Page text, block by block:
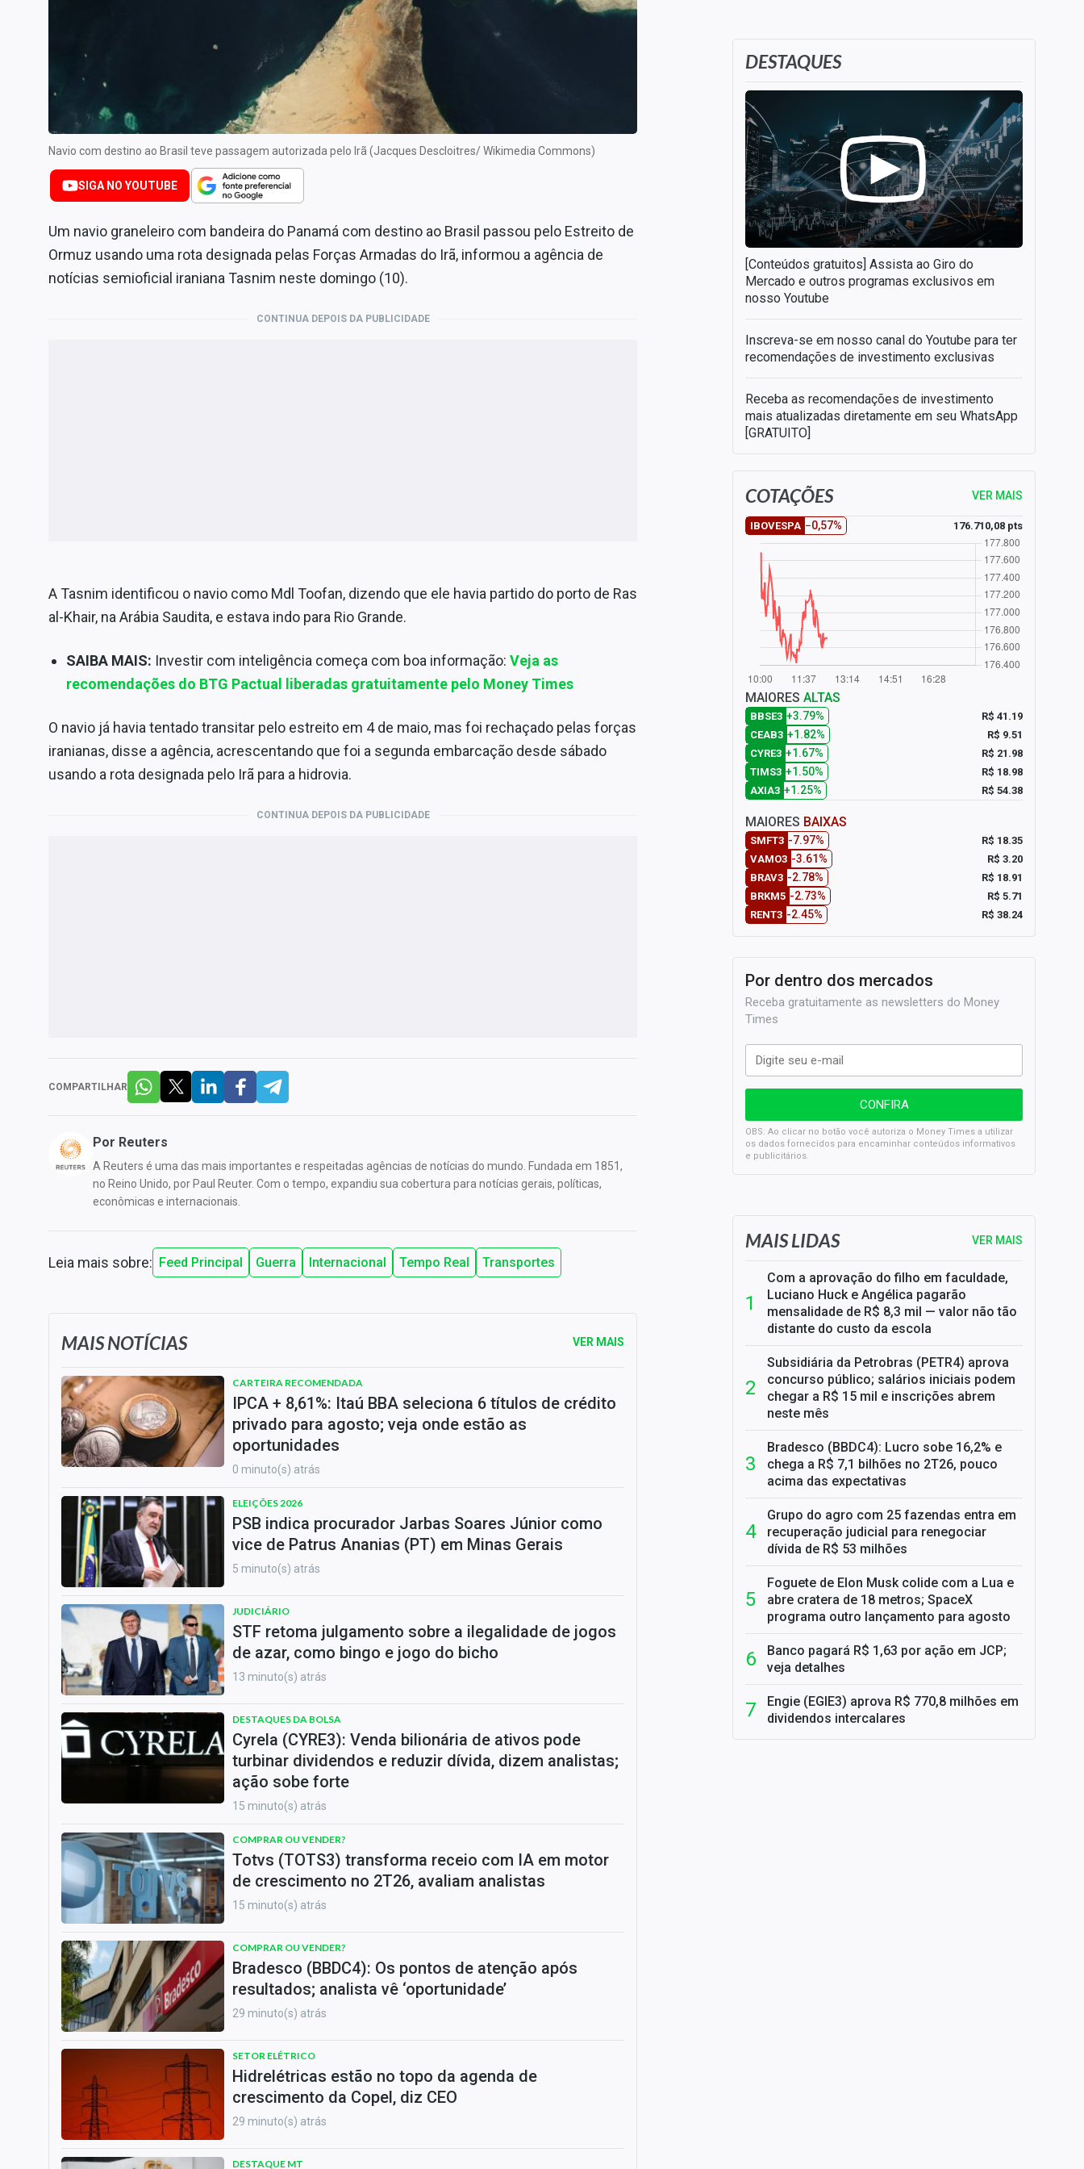
Conteúdo de Marca
Sobre
Expediente
Contato
Navio com destino ao Brasil teve passagem autorizada pelo Irã (Jacques Descloitres/ Wikimedia Commons)
SIGA NO YOUTUBE
Um navio graneleiro com bandeira do Panamá com destino ao Brasil passou pelo Estreito de
Ormuz usando uma rota designada pelas Forças Armadas do Irã, informou a agência de
notícias semioficial iraniana Tasnim neste domingo (10).
CONTINUA DEPOIS DA PUBLICIDADE
A Tasnim identificou o navio como Mdl Toofan, dizendo que ele havia partido do porto de Ras
al-Khair, na Arábia Saudita, e estava indo para Rio Grande.
SAIBA MAIS: Investir com inteligência começa com boa informação: Veja as
recomendações do BTG Pactual liberadas gratuitamente pelo Money Times
O navio já havia tentado transitar pelo estreito em 4 de maio, mas foi rechaçado pelas forças
iranianas, disse a agência, acrescentando que foi a segunda embarcação desde sábado
usando a rota designada pelo Irã para a hidrovia.
CONTINUA DEPOIS DA PUBLICIDADE
COMPARTILHAR
Por Reuters
A Reuters é uma das mais importantes e respeitadas agências de notícias do mundo. Fundada em 1851,
no Reino Unido, por Paul Reuter. Com o tempo, expandiu sua cobertura para notícias gerais, políticas,
econômicas e internacionais.
Leia mais sobre: Feed Principal Guerra Internacional Tempo Real Transportes
DESTAQUES
[Conteúdos gratuitos] Assista ao Giro do
Mercado e outros programas exclusivos em
nosso Youtube
Inscreva-se em nosso canal do Youtube para ter
recomendações de investimento exclusivas
Receba as recomendações de investimento
mais atualizadas diretamente em seu WhatsApp
[GRATUITO]
COTAÇÕES VER MAIS
IBOVESPA −0,57% 176.710,08 pts
MAIORES ALTAS
BBSE3 +3.79%
R$ 41.19
CEAB3 +1.82%
R$ 9.51
CYRE3 +1.67%
R$ 21.98
TIMS3 +1.50%
R$ 18.98
AXIA3 +1.25% R$ 54.38
MAIORES BAIXAS
SMFT3 -7.97%
R$ 18.35
VAMO3 -3.61%
R$ 3.20
BRAV3 -2.78%
R$ 18.91
BRKM5 -2.73%
R$ 5.71
RENT3 -2.45% R$ 38.24
Por dentro dos mercados
Receba gratuitamente as newsletters do Money
Times
OBS: Ao clicar no botão você autoriza o Money Times a utilizar
os dados fornecidos para encaminhar conteúdos informativos
e publicitários.
SELIC em 14%: A repercussão da decisão sobre os JUROS
MAIS LIDAS VER MAIS
Com a aprovação do filho em faculdade,
Luciano Huck e Angélica pagarão
mensalidade de R$ 8,3 mil — valor não tão
distante do custo da escola
Subsidiária da Petrobras (PETR4) aprova
concurso público; salários iniciais podem
chegar a R$ 15 mil e inscrições abrem
neste mês
Bradesco (BBDC4): Lucro sobe 16,2% e
chega a R$ 7,1 bilhões no 2T26, pouco
acima das expectativas
Grupo do agro com 25 fazendas entra em
recuperação judicial para renegociar
dívida de R$ 53 milhões
Foguete de Elon Musk colide com a Lua e
abre cratera de 18 metros; SpaceX
programa outro lançamento para agosto
Banco pagará R$ 1,63 por ação em JCP;
veja detalhes
Engie (EGIE3) aprova R$ 770,8 milhões em
dividendos intercalares
MAIS NOTÍCIAS VER MAIS
CARTEIRA RECOMENDADA
IPCA + 8,61%: Itaú BBA seleciona 6 títulos de crédito
privado para agosto; veja onde estão as
oportunidades
0 minuto(s) atrás
ELEIÇÕES 2026
PSB indica procurador Jarbas Soares Júnior como
vice de Patrus Ananias (PT) em Minas Gerais
5 minuto(s) atrás
JUDICIÁRIO
STF retoma julgamento sobre a ilegalidade de jogos
de azar, como bingo e jogo do bicho
13 minuto(s) atrás
DESTAQUES DA BOLSA
Cyrela (CYRE3): Venda bilionária de ativos pode
turbinar dividendos e reduzir dívida, dizem analistas;
ação sobe forte
15 minuto(s) atrás
COMPRAR OU VENDER?
Totvs (TOTS3) transforma receio com IA em motor
de crescimento no 2T26, avaliam analistas
15 minuto(s) atrás
COMPRAR OU VENDER?
Bradesco (BBDC4): Os pontos de atenção após
resultados; analista vê ‘oportunidade’
29 minuto(s) atrás
SETOR ELÉTRICO
Hidrelétricas estão no topo da agenda de
crescimento da Copel, diz CEO
29 minuto(s) atrás
DESTAQUE MT